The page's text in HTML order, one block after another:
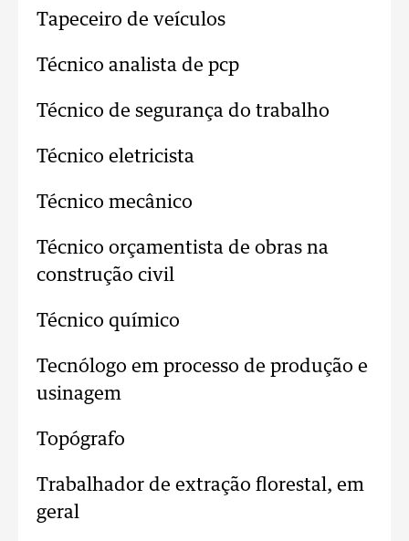
Tapeceiro de veículos
Técnico analista de pcp
Técnico de segurança do trabalho
Técnico eletricista
Técnico mecânico
Técnico orçamentista de obras na
construção civil
Técnico químico
Tecnólogo em processo de produção e
usinagem
Topógrafo
Trabalhador de extração florestal, em
geral